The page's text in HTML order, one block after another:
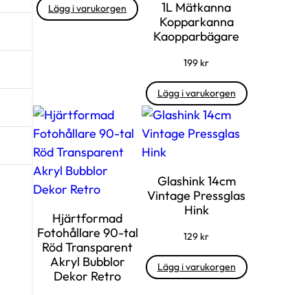
Lägg i varukorgen
1L Mätkanna
Kopparkanna
Kaopparbägare
199 kr
Lägg i varukorgen
Hjärtformad
Fotohållare 90-tal
Röd Transparent
Akryl Bubblor
Dekor Retro
Glashink 14cm
Vintage Pressglas
Hink
129 kr
Lägg i varukorgen